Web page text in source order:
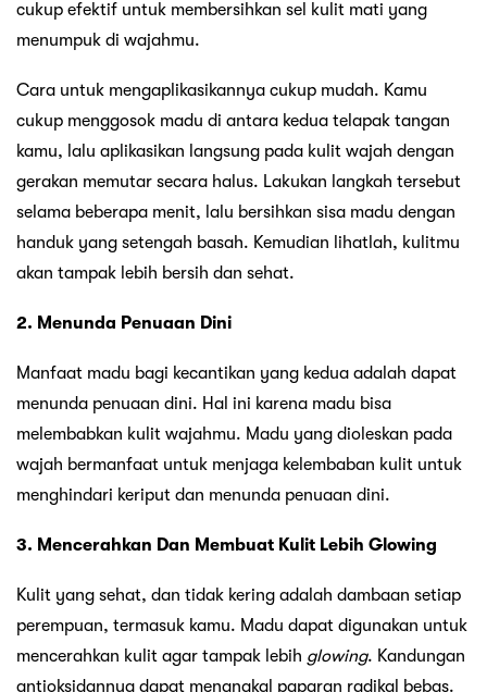
cukup efektif untuk membersihkan sel kulit mati yang
menumpuk di wajahmu.
Cara untuk mengaplikasikannya cukup mudah. Kamu
cukup menggosok madu di antara kedua telapak tangan
kamu, lalu aplikasikan langsung pada kulit wajah dengan
gerakan memutar secara halus. Lakukan langkah tersebut
selama beberapa menit, lalu bersihkan sisa madu dengan
handuk yang setengah basah. Kemudian lihatlah, kulitmu
akan tampak lebih bersih dan sehat.
2. Menunda Penuaan Dini
Manfaat madu bagi kecantikan yang kedua adalah dapat
menunda penuaan dini. Hal ini karena madu bisa
melembabkan kulit wajahmu. Madu yang dioleskan pada
wajah bermanfaat untuk menjaga kelembaban kulit untuk
menghindari keriput dan menunda penuaan dini.
3. Mencerahkan Dan Membuat Kulit Lebih Glowing
Kulit yang sehat, dan tidak kering adalah dambaan setiap
perempuan, termasuk kamu. Madu dapat digunakan untuk
mencerahkan kulit agar tampak lebih glowing. Kandungan
antioksidannya dapat menangkal paparan radikal bebas.